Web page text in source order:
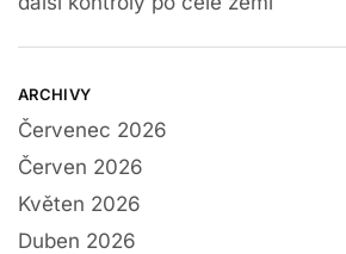
ARCHIVY
Červenec 2026
Červen 2026
Květen 2026
Duben 2026